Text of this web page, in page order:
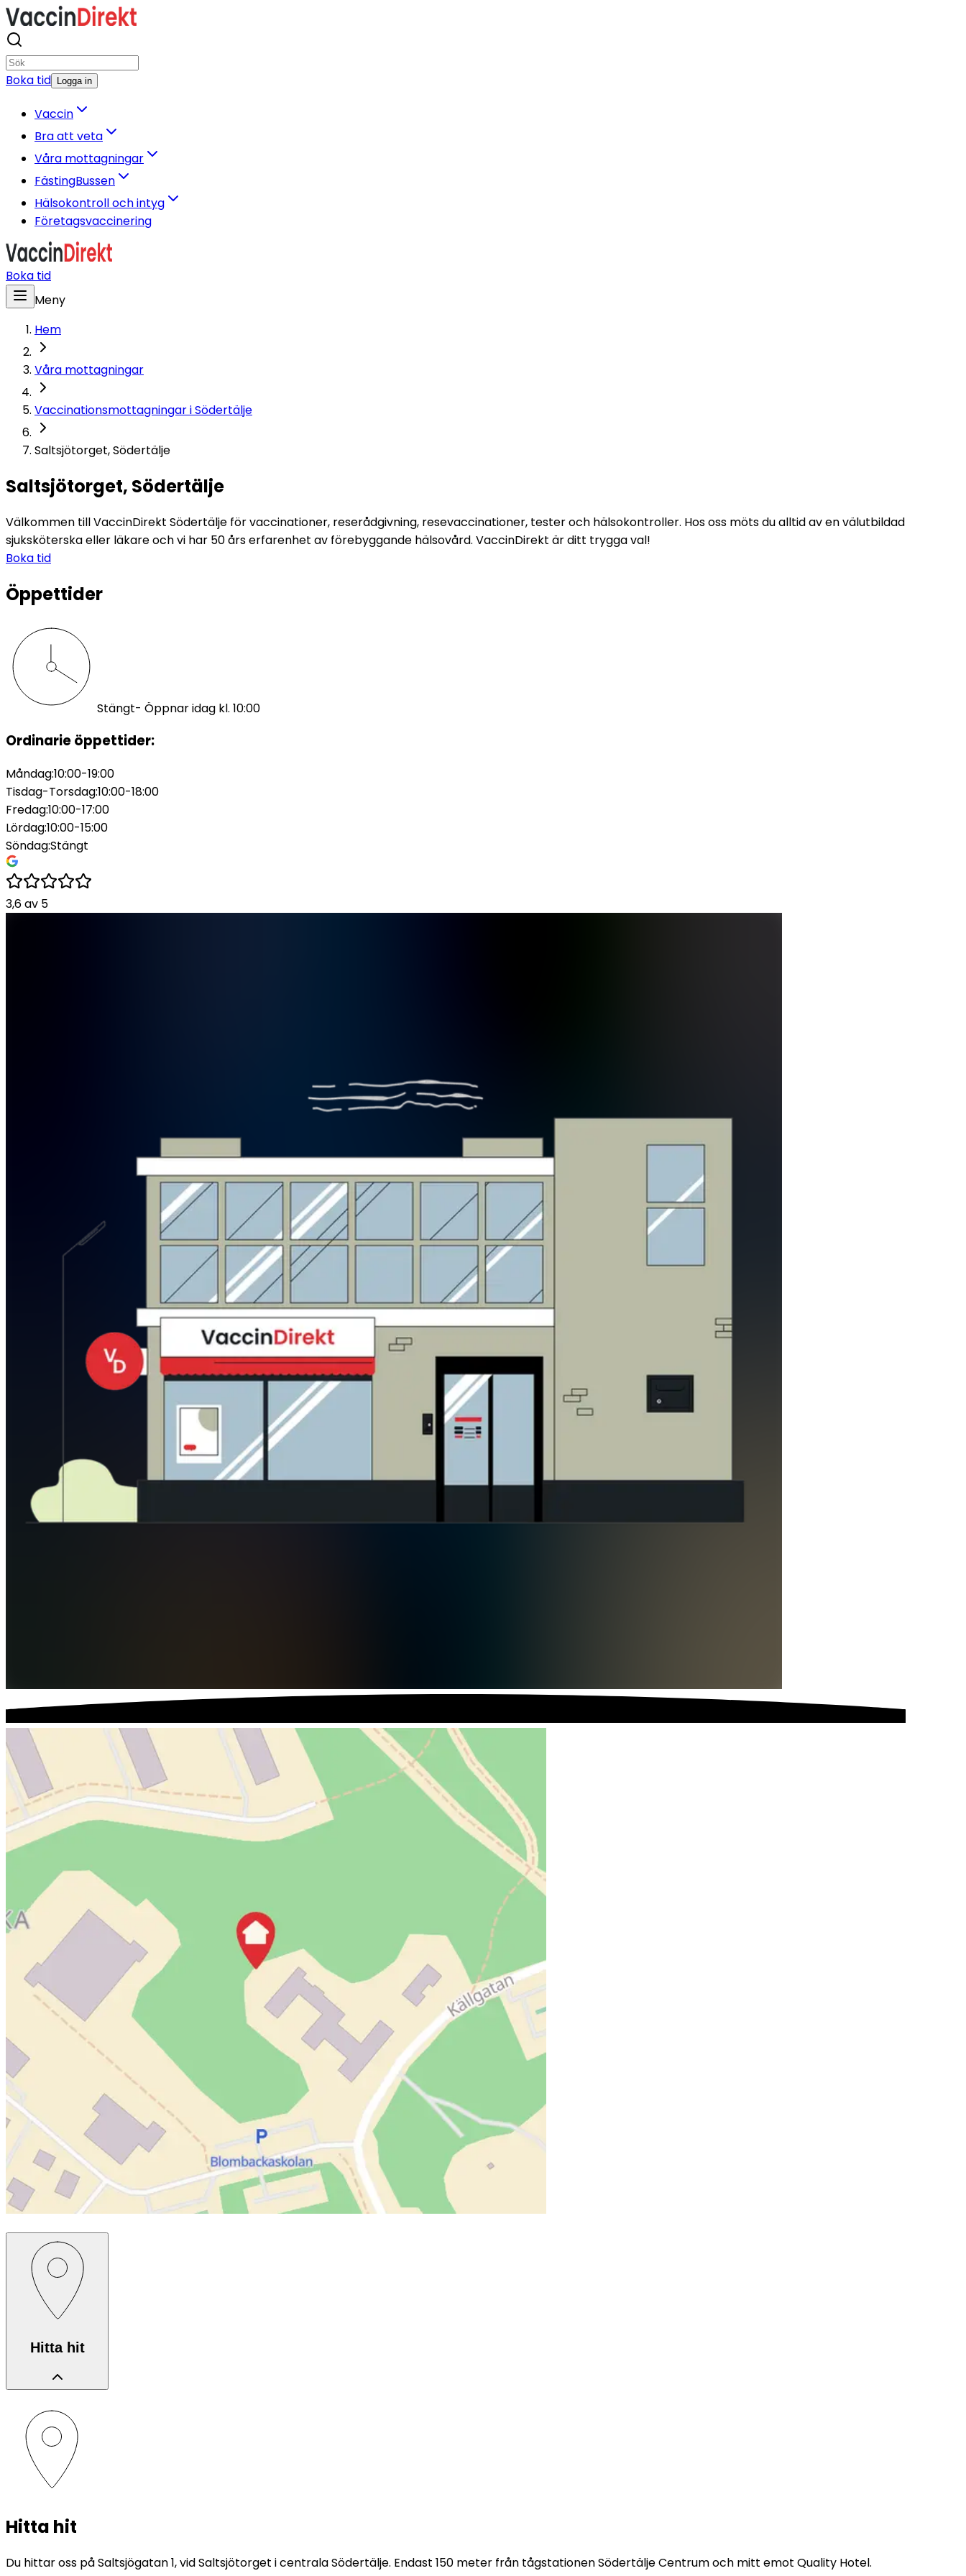
Boka tid Logga in
Vaccin
Bra att veta
Våra mottagningar
FästingBussen
Hälsokontroll och intyg
Företagsvaccinering
Boka tid
Meny
Hem
Våra mottagningar
Vaccinationsmottagningar i Södertälje
Saltsjötorget, Södertälje
Saltsjötorget, Södertälje
Välkommen till VaccinDirekt Södertälje för vaccinationer, reserådgivning, resevaccinationer, tester och hälsokontroller. Hos oss möts du alltid av en välutbildad
sjuksköterska eller läkare och vi har 50 års erfarenhet av förebyggande hälsovård. VaccinDirekt är ditt trygga val!
Boka tid
Öppettider
Stängt- Öppnar idag kl. 10:00
Ordinarie öppettider:
Måndag:10:00-19:00
Tisdag-Torsdag:10:00-18:00
Fredag:10:00-17:00
Lördag:10:00-15:00
Söndag:Stängt
3,6av 5
Hitta hit
Hitta hit
Du hittar oss på Saltsjögatan 1, vid Saltsjötorget i centrala Södertälje. Endast 150 meter från tågstationen Södertälje Centrum och mitt emot Quality Hotel.